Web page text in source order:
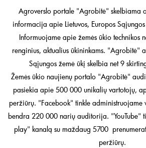
Agroverslo portale "Agrobitė" skelbiama
informacija apie Lietuvos, Europos
Informuojame apie žemės ūkio technikos
renginius, aktualius ūkininkams. "Agrobitė"
Sąjungos žemė ūkį skelbia net 9
Žemės ūkio naujienų portalo "Agrobitė"
pasiekia apie 500 000 unikalių vartotojų,
peržiūrų. "Facebook" tinkle
bendra 220 000 narių auditorija. "YouTube"
play" kanalą su maždaug 5700
peržiūrų.